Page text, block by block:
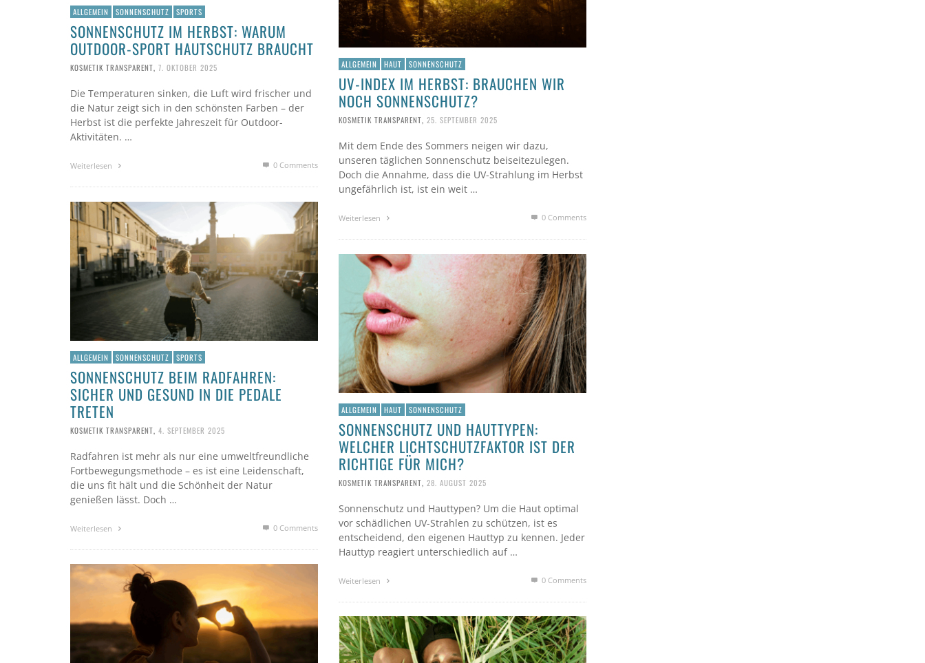
ALLGEMEIN SONNENSCHUTZ SPORTS
SONNENSCHUTZ IM HERBST: WARUM
OUTDOOR-SPORT HAUTSCHUTZ BRAUCHT
KOSMETIK TRANSPARENT, 7. OKTOBER 2025
Die Temperaturen sinken, die Luft wird frischer und
die Natur zeigt sich in den schönsten Farben – der
Herbst ist die perfekte Jahreszeit für Outdoor-
Aktivitäten. …
Weiterlesen 0 Comments
ALLGEMEIN HAUT SONNENSCHUTZ
UV-INDEX IM HERBST: BRAUCHEN WIR
NOCH SONNENSCHUTZ?
KOSMETIK TRANSPARENT, 25. SEPTEMBER 2025
Mit dem Ende des Sommers neigen wir dazu,
unseren täglichen Sonnenschutz beiseitezulegen.
Doch die Annahme, dass die UV-Strahlung im Herbst
ungefährlich ist, ist ein weit …
Weiterlesen 0 Comments
ALLGEMEIN SONNENSCHUTZ SPORTS
SONNENSCHUTZ BEIM RADFAHREN:
SICHER UND GESUND IN DIE PEDALE
TRETEN
KOSMETIK TRANSPARENT, 4. SEPTEMBER 2025
Radfahren ist mehr als nur eine umweltfreundliche
Fortbewegungsmethode – es ist eine Leidenschaft,
die uns fit hält und die Schönheit der Natur
genießen lässt. Doch …
Weiterlesen 0 Comments
ALLGEMEIN HAUT SONNENSCHUTZ
SONNENSCHUTZ UND HAUTTYPEN:
WELCHER LICHTSCHUTZFAKTOR IST DER
RICHTIGE FÜR MICH?
KOSMETIK TRANSPARENT, 28. AUGUST 2025
Sonnenschutz und Hauttypen? Um die Haut optimal
vor schädlichen UV-Strahlen zu schützen, ist es
entscheidend, den eigenen Hauttyp zu kennen. Jeder
Hauttyp reagiert unterschiedlich auf …
Weiterlesen 0 Comments